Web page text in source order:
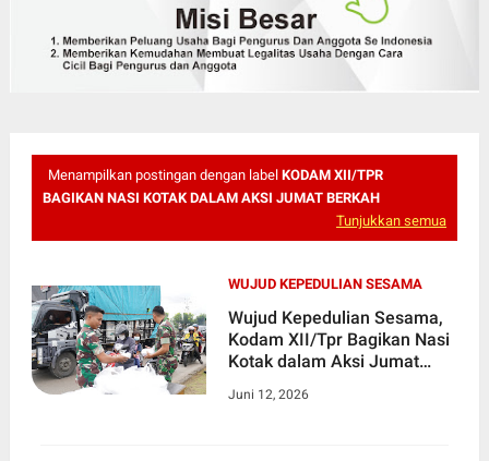
Menampilkan postingan dengan label KODAM XII/TPR
BAGIKAN NASI KOTAK DALAM AKSI JUMAT BERKAH
Tunjukkan semua
WUJUD KEPEDULIAN SESAMA
Wujud Kepedulian Sesama,
Kodam XII/Tpr Bagikan Nasi
Kotak dalam Aksi Jumat
Juni 12, 2026